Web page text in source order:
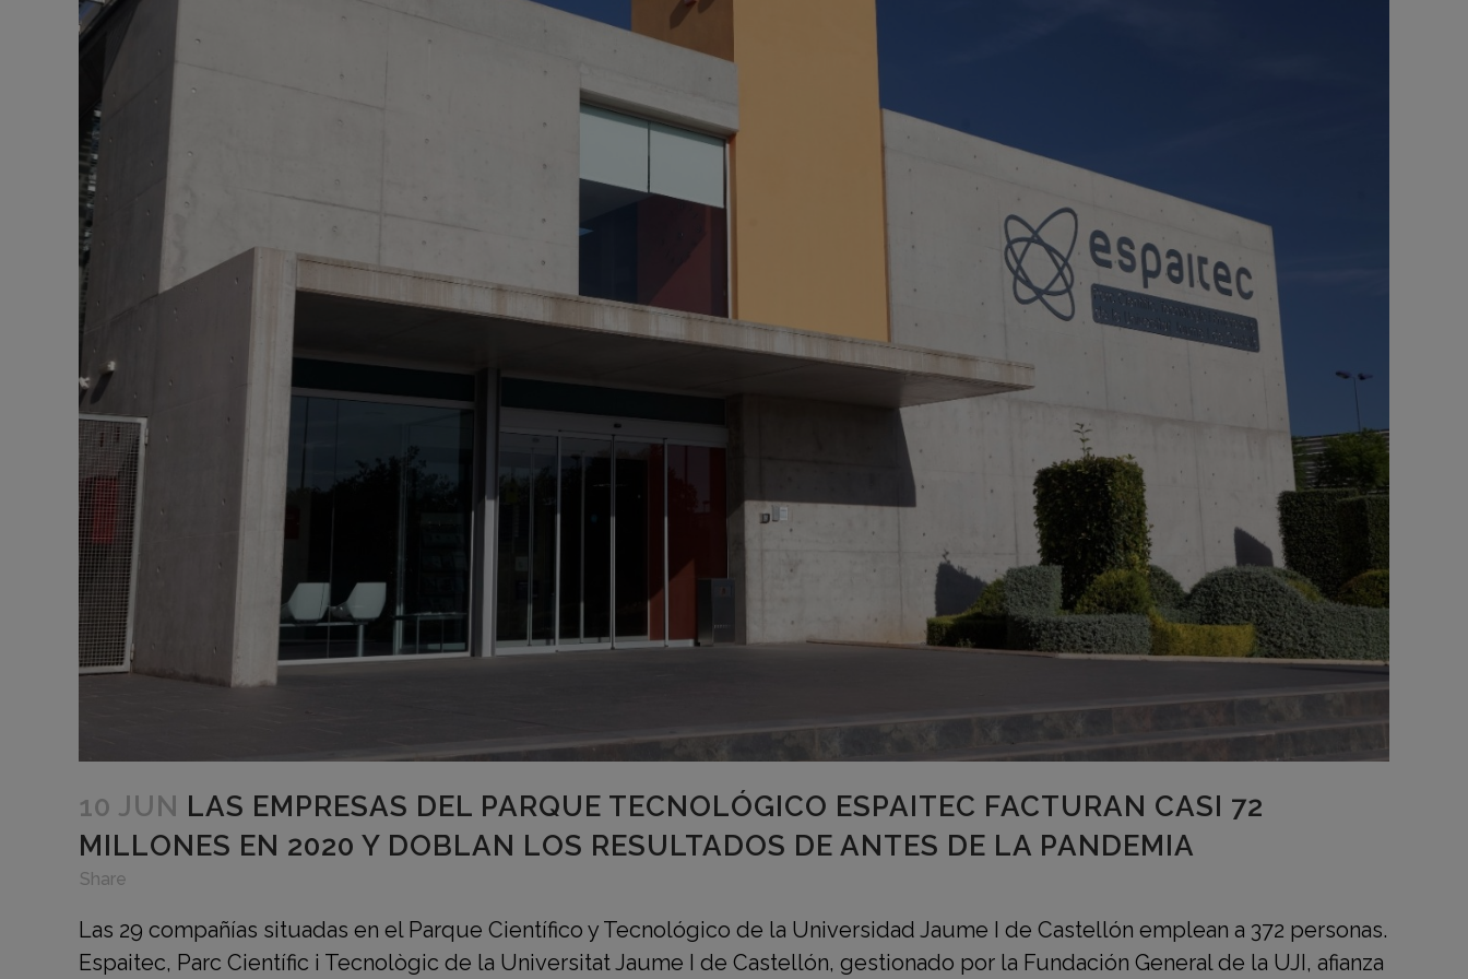
10 JUN LAS EMPRESAS DEL PARQUE TECNOLÓGICO ESPAITEC FACTURAN CASI 72
MILLONES EN 2020 Y DOBLAN LOS RESULTADOS DE ANTES DE LA PANDEMIA
Share
Las 29 compañías situadas en el Parque Científico y Tecnológico de la Universidad Jaume I de Castellón emplean a 372 personas.
Espaitec, Parc Científic i Tecnològic de la Universitat Jaume I de Castellón, gestionado por la Fundación General de la UJI, afianza